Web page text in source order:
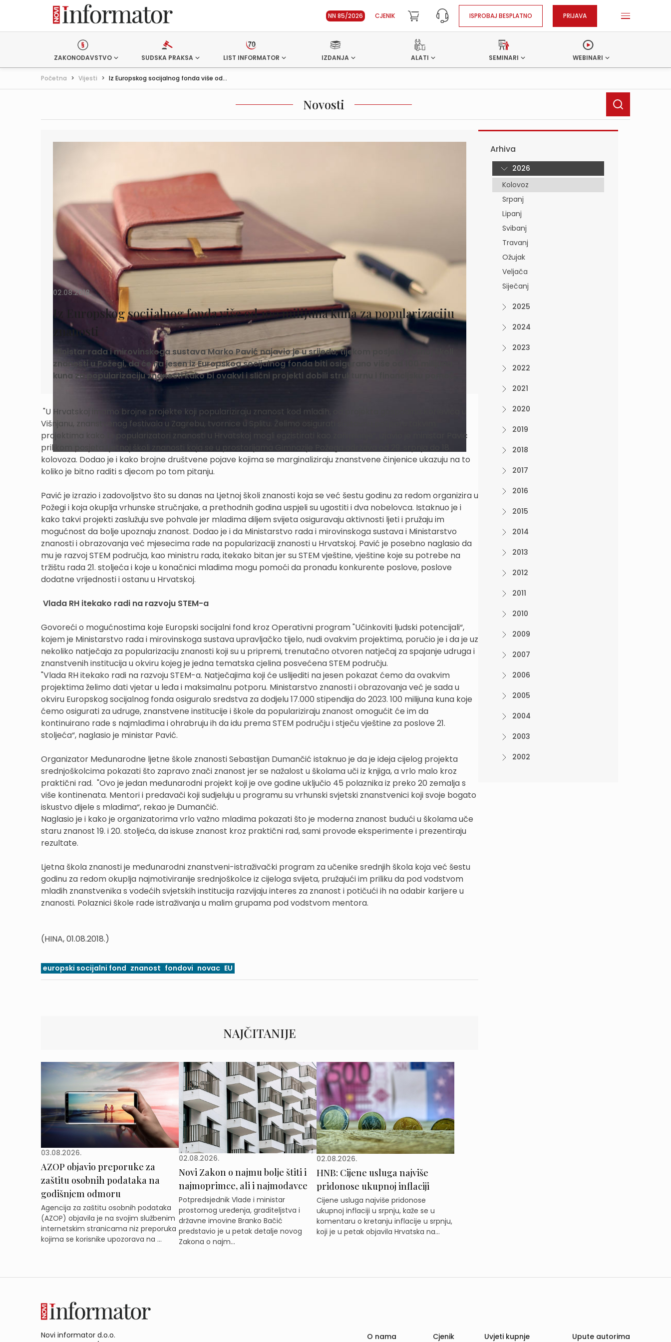
NN 85/2026 CJENIK ISPROBAJ BESPLATNO PRIJAVA
ZAKONODAVSTVO SUDSKA PRAKSA LIST INFORMATOR IZDANJA ALATI SEMINARI WEBINARI
Početna > Vijesti > Iz Europskog socijalnog fonda više od...
Novosti
02.08.2018.
Iz Europskog socijalnog fonda više od 100 milijuna kuna za popularizaciju
znanosti
Ministar rada i mirovinskoga sustava Marko Pavić najavio je u srijedu, tijekom posjeta Ljetnoj školi
znanosti u Požegi, da će na jesen iz Europskog socijalnog fonda biti osigurano više od 100 milijuna
kuna za popularizaciju znanosti kako bi ovakvi i slični projekti dobili strukturnu i financijsku pomoć.
"U Hrvatskoj imamo brojne projekte koji populariziraju znanost kod mladih, od projekta gospodina Korlevića u
Višnjanu, znanstvenog festivala u Zagrebu, tvornice u Splitu. Želimo osigurati sustavnu potporu takvim
projektima kako bi popularizatori znanosti u Hrvatskoj mogli egzistirati kao zanimanje“, izjavio je ministar Pavić
prilikom posjeta Ljetnoj školi znanosti koja se u prostorijama Gimnazije Požega održava od 29. srpnja do 18.
kolovoza. Dodao je i kako brojne društvene pojave kojima se marginaliziraju znanstvene činjenice ukazuju na to
koliko je bitno raditi s djecom po tom pitanju.
Pavić je izrazio i zadovoljstvo što su danas na Ljetnoj školi znanosti koja se već šestu godinu za redom organizira u
Požegi i koja okuplja vrhunske stručnjake, a prethodnih godina uspjeli su ugostiti i dva nobelovca. Istaknuo je i
kako takvi projekti zaslužuju sve pohvale jer mladima diljem svijeta osiguravaju aktivnosti ljeti i pružaju im
mogućnost da bolje upoznaju znanost. Dodao je i da Ministarstvo rada i mirovinskoga sustava i Ministarstvo
znanosti i obrazovanja već mjesecima rade na popularizaciji znanosti u Hrvatskoj. Pavić je posebno naglasio da
mu je razvoj STEM područja, kao ministru rada, itekako bitan jer su STEM vještine, vještine koje su potrebe na
tržištu rada 21. stoljeća i koje u konačnici mladima mogu pomoći da pronađu konkurente poslove, poslove
dodatne vrijednosti i ostanu u Hrvatskoj.
Vlada RH itekako radi na razvoju STEM-a
Govoreći o mogućnostima koje Europski socijalni fond kroz Operativni program "Učinkoviti ljudski potencijali“,
kojem je Ministarstvo rada i mirovinskoga sustava upravljačko tijelo, nudi ovakvim projektima, poručio je i da je uz
nekoliko natječaja za popularizaciju znanosti koji su u pripremi, trenutačno otvoren natječaj za spajanje udruga i
znanstvenih institucija u okviru kojeg je jedna tematska cjelina posvećena STEM području.
"Vlada RH itekako radi na razvoju STEM-a. Natječajima koji će uslijediti na jesen pokazat ćemo da ovakvim
projektima želimo dati vjetar u leđa i maksimalnu potporu. Ministarstvo znanosti i obrazovanja već je sada u
okviru Europskog socijalnog fonda osiguralo sredstva za dodjelu 17.000 stipendija do 2023. 100 milijuna kuna koje
ćemo osigurati za udruge, znanstvene institucije i škole da populariziraju znanost omogućit će im da
kontinuirano rade s najmlađima i ohrabruju ih da idu prema STEM području i stječu vještine za poslove 21.
stoljeća“, naglasio je ministar Pavić.
Organizator Međunarodne ljetne škole znanosti Sebastijan Dumančić istaknuo je da je ideja cijelog projekta
srednjoškolcima pokazati što zapravo znači znanost jer se nažalost u školama uči iz knjiga, a vrlo malo kroz
praktični rad. "Ovo je jedan međunarodni projekt koji je ove godine uključio 45 polaznika iz preko 20 zemalja s
više kontinenata. Mentori i predavači koji sudjeluju u programu su vrhunski svjetski znanstvenici koji svoje bogato
iskustvo dijele s mladima“, rekao je Dumančić.
Naglasio je i kako je organizatorima vrlo važno mladima pokazati što je moderna znanost budući u školama uče
staru znanost 19. i 20. stoljeća, da iskuse znanost kroz praktični rad, sami provode eksperimente i prezentiraju
rezultate.
Ljetna škola znanosti je međunarodni znanstveni-istraživački program za učenike srednjih škola koja već šestu
godinu za redom okuplja najmotiviranije srednjoškolce iz cijeloga svijeta, pružajući im priliku da pod vodstvom
mladih znanstvenika s vodećih svjetskih institucija razvijaju interes za znanost i potičući ih na odabir karijere u
znanosti. Polaznici škole rade istraživanja u malim grupama pod vodstvom mentora.
(HINA, 01.08.2018.)
europski socijalni fond znanost fondovi novac EU
NAJČITANIJE
03.08.2026.
AZOP objavio preporuke za
zaštitu osobnih podataka na
godišnjem odmoru
Agencija za zaštitu osobnih podataka
(AZOP) objavila je na svojim službenim
internetskim stranicama niz preporuka
kojima se korisnike upozorava na ...
02.08.2026.
Novi Zakon o najmu bolje štiti i
najmoprimce, ali i najmodavce
Potpredsjednik Vlade i ministar
prostornog uređenja, graditeljstva i
državne imovine Branko Bačić
predstavio je u petak detalje novog
Zakona o najm...
02.08.2026.
HNB: Cijene usluga najviše
pridonose ukupnoj inflaciji
Cijene usluga najviše pridonose
ukupnoj inflaciji u srpnju, kaže se u
komentaru o kretanju inflacije u srpnju,
koji je u petak objavila Hrvatska na...
Arhiva
2026
Kolovoz
Srpanj
Lipanj
Svibanj
Travanj
Ožujak
Veljača
Siječanj
2025
2024
2023
2022
2021
2020
2019
2018
2017
2016
2015
2014
2013
2012
2011
2010
2009
2007
2006
2005
2004
2003
2002
Novi informator d.o.o.
O nama Cjenik Uvjeti kupnje Upute autorima